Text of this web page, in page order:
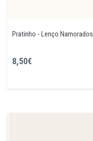
Pratinho - Lenço Namorados
8,50€